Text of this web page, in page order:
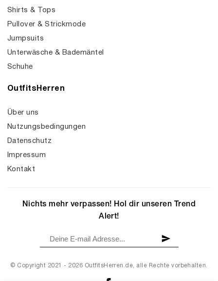
Shirts & Tops
Pullover & Strickmode
Jumpsuits
Unterwäsche & Bademäntel
Schuhe
OutfitsHerren
Über uns
Nutzungsbedingungen
Datenschutz
Impressum
Kontakt
© Copyright 2021 - 2026 OutfitsHerren.de, alle Rechte vorbehalten.
Nichts mehr verpassen! Hol dir unseren Trend
Alert!